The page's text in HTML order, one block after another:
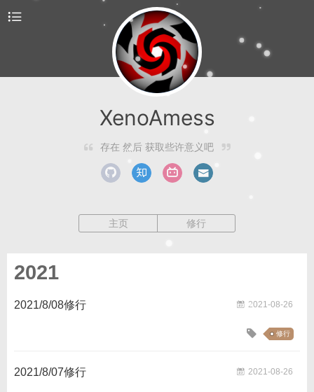
XenoAmess
存在 然后 获取些许意义吧
主页 修行
2021
2021-08-26
2021/8/08修行
修行
2021-08-26
2021/8/07修行